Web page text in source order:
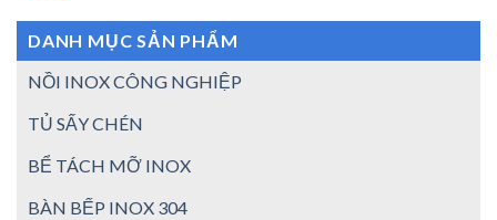
DANH MỤC SẢN PHẨM
NỒI INOX CÔNG NGHIỆP
TỦ SẤY CHÉN
BỂ TÁCH MỠ INOX
BÀN BẾP INOX 304